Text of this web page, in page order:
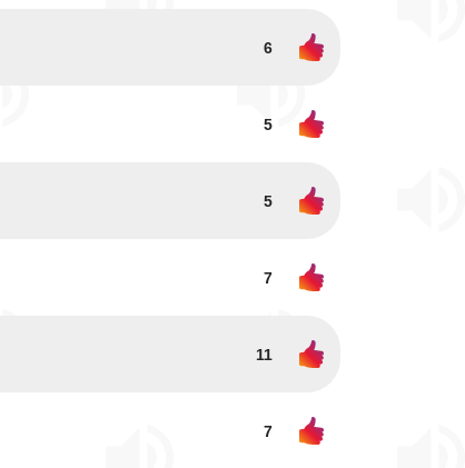
6
5
5
7
11
7